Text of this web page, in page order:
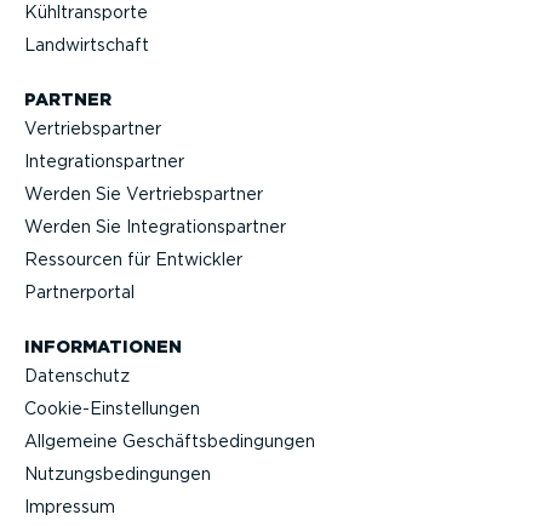
Kühltrans­porte
Landwirt­schaft
PARTNER
Vertriebs­partner
Integra­ti­ons­partner
Werden Sie Vertriebs­partner
Werden Sie Integra­ti­ons­partner
Ressourcen für Entwickler
Partner­portal
INFOR­MA­TIONEN
Datenschutz
Cookie-Ein­stel­lungen
Allgemeine Geschäfts­be­din­gungen
Nutzungs­be­din­gungen
Impressum